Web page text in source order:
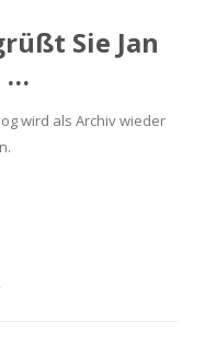
Sie Jan
…
wird als Archiv wieder